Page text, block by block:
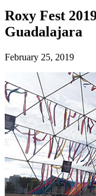
Roxy Fest
Guadalajara
February 25, 2019